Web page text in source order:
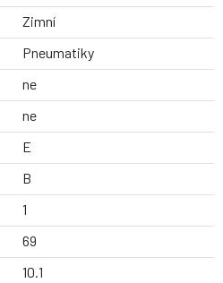
Zimní
Pneumatiky
ne
ne
E
B
1
69
10.1